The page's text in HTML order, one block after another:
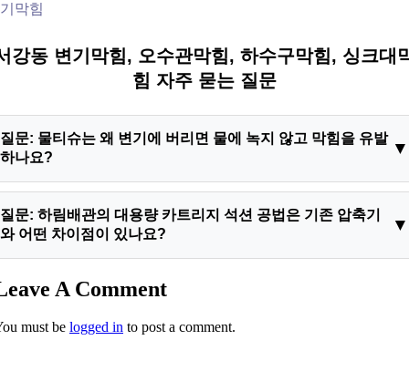
막힘
강동 변기막힘, 오수관막힘, 하수구막힘, 싱크대
힘 자주 묻는 질문
질문: 물티슈는 왜 변기에 버리면 물에 녹지 않고 막힘을 유발
하나요?
▼
답변: 일반 화장지는 천연 펄프 구조로 물을 만나면 섬유질 결합
이 해체되어 분해되지만, 물티슈는 펄프에 폴리에스테르 등 플라
서 엉겨 붙어 거대한 플러그를 형성하므로 서강동 변기막힘 원인
이 됩니다.
질문: 하림배관의 대용량 카트리지 석션 공법은 기존 압축기
와 어떤 차이점이 있나요?
▼
답변: 일반 뚫어뻥이나 압축기는 이물질을 압력으로 하부 밀어내
니다. 반면 하림배관의 대용량 카트리지 석션 공법은 특수 카트
A Comment
must be logged in to post a comment.